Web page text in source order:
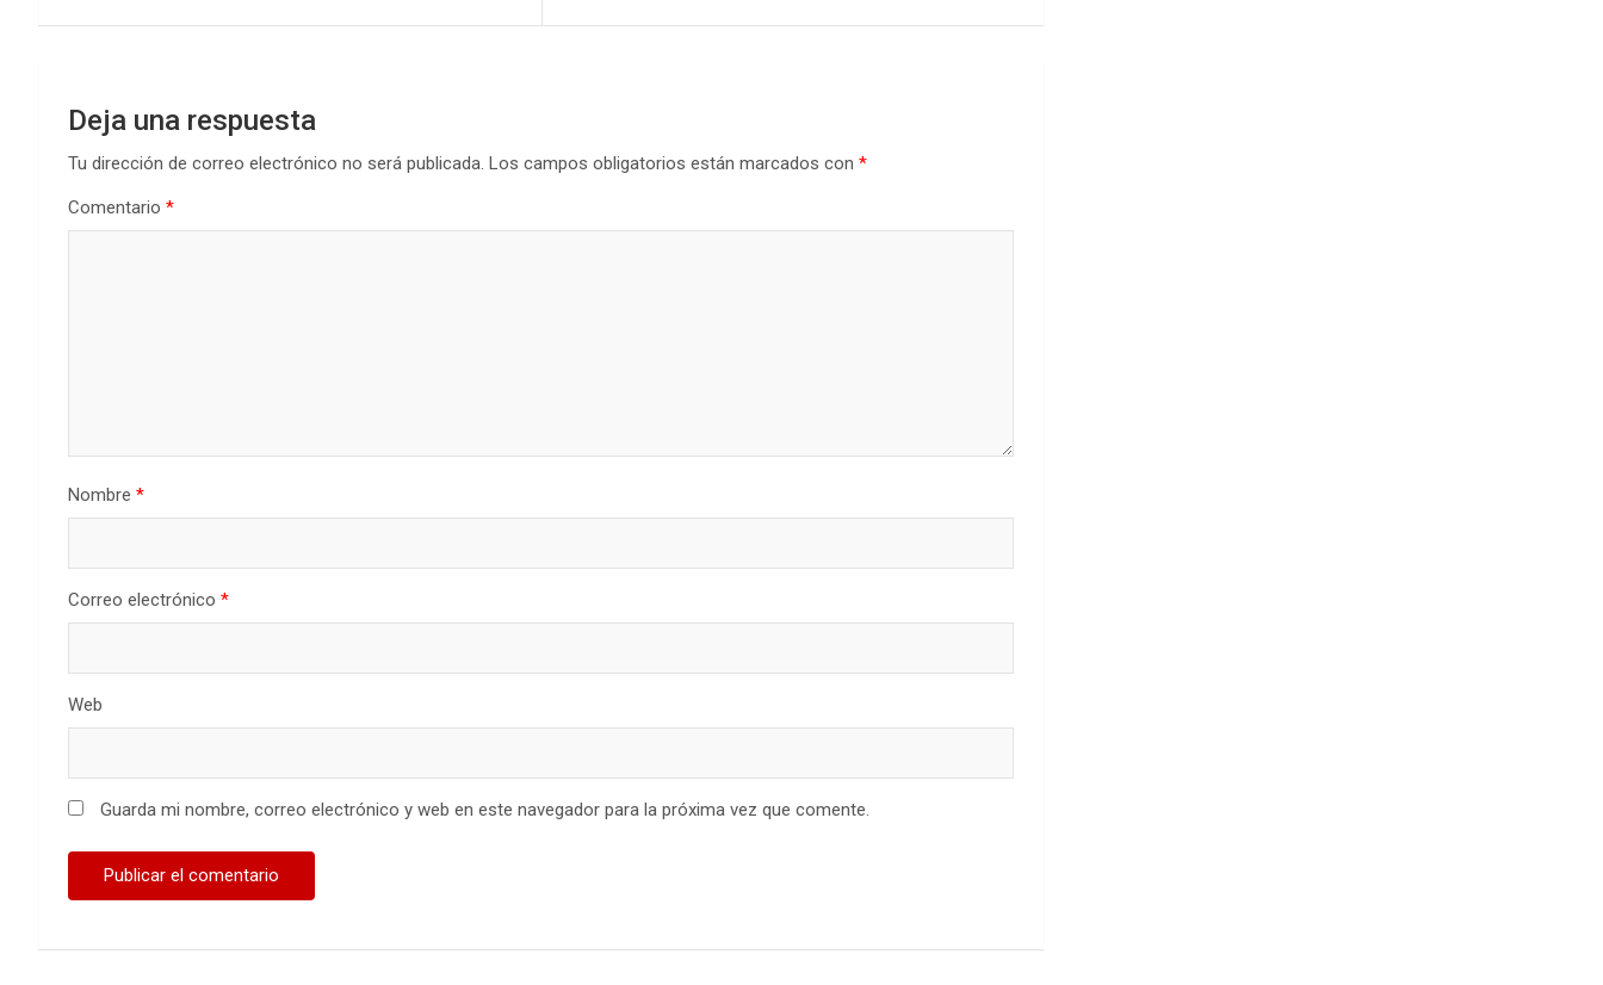
entradas
Deja una respuesta
Tu dirección de correo electrónico no será publicada. Los campos obligatorios están marcados con *
Comentario *
Nombre *
Correo electrónico *
Web
Guarda mi nombre, correo electrónico y web en este navegador para la próxima vez que comente.